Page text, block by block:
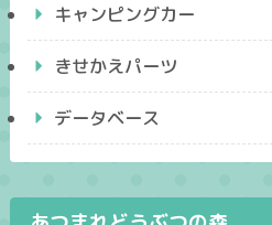
キャンピングカー
きせかえパーツ
データベース